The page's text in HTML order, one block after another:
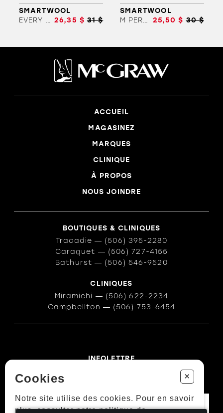
SMARTWOOL
EVERY POPCORN CAB CREW SOCK 26,35 $ 31 $
SMARTWOOL
M PERF HIKE LIGHT CUSHION CREW
25,50 $ 30 $
ACCUEIL
MAGASINEZ
MARQUES
CLINIQUE
À PROPOS
NOUS JOINDRE
BOUTIQUES & CLINIQUES
Tracadie ― (506) 395-2280
Caraquet ― (506) 727-4155
Bathurst ― (506) 546-9520
CLINIQUES
Miramichi ― (506) 622-2234
Campbellton ― (506) 753-6454
INFOLETTRE
Cookies +
Notre site utilise des cookies. Pour en savoir
plus, consulter notre politique de